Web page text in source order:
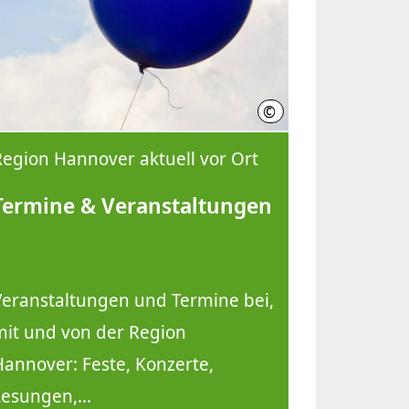
© Region Hannover, Kirsch
Hannover aktuell vor Ort
& Veranstaltungen
und Termine bei,
und von der Region
Feste, Konzerte,